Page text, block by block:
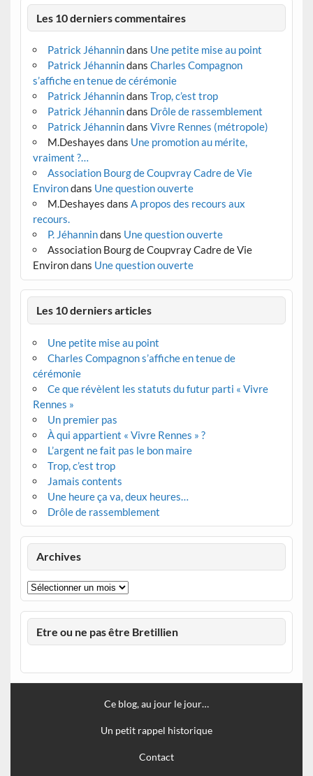
Les 10 derniers commentaires
Patrick Jéhannindans Une petite mise au point
Patrick Jéhannindans Charles Compagnon
s’affiche en tenue de cérémonie
Patrick Jéhannindans Trop, c’est trop
Patrick Jéhannindans Drôle de rassemblement
Patrick Jéhannindans Vivre Rennes (métropole)
M.Deshayes dans Une promotion au mérite,
vraiment ?…
Association Bourg de Coupvray Cadre de Vie
Environdans Une question ouverte
M.Deshayes dans A propos des recours aux
recours.
P. Jéhannindans Une question ouverte
Association Bourg de Coupvray Cadre de Vie
Environdans Une question ouverte
Les 10 derniers articles
Une petite mise au point
Charles Compagnon s’affiche en tenue de
cérémonie
Ce que révèlent les statuts du futur parti « Vivre
Rennes »
Un premier pas
À qui appartient « Vivre Rennes » ?
L’argent ne fait pas le bon maire
Trop, c’est trop
Jamais contents
Une heure ça va, deux heures…
Drôle de rassemblement
Archives
Archives
Etre ou ne pas être Bretillien
Ce blog, au jour le jour…
Un petit rappel historique
Contact